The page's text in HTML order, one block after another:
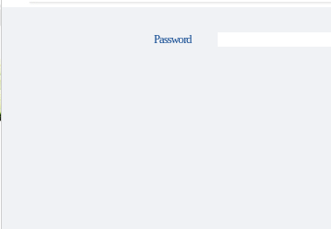
Password